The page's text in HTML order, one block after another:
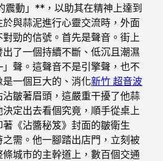
震動」**，以助其在精神上達到
與蒜泥進行心靈交流時，外面
勁的信號。首先是聲音。街上
了一個持續不斷、低沉且潮濕
。這聲音不是引擎聲，也不
一個巨大的、消化新竹 超音波
皺著眉頭，這嚴重干擾了他蒜
定出去看個究竟，順手從桌上
《沾醬秘笈》封面的皺衛生
需。他一腳踏出店門，立刻被
城市的主幹道上，數百個交通